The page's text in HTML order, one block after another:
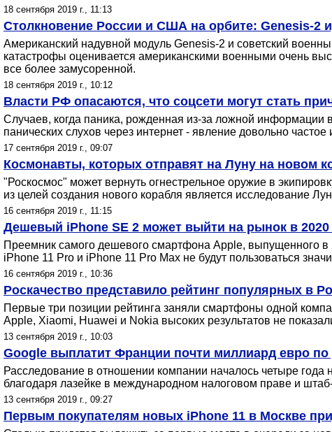
18 сентября 2019 г., 11:13
Столкновение России и США на орбите: Genesis-2
Американский надувной модуль Genesis-2 и советский
катастрофы оценивается американскими военными очень
все более замусоренной.
18 сентября 2019 г., 10:12
Власти РФ опасаются, что соцсети могут стать
Случаев, когда паника, рожденная из-за ложной информации
панических слухов через интернет - явление довольно
17 сентября 2019 г., 09:07
Космонавты, которых отправят на Луну на новом
"Роскосмос" может вернуть огнестрельное оружие в
из целей создания нового корабля является исследование
16 сентября 2019 г., 11:15
Дешевый iPhone SE 2 может выйти на рынок в 2020
Преемник самого дешевого смартфона Apple, выпущенного в
iPhone 11 Pro и iPhone 11 Pro Max не будут пользоваться
16 сентября 2019 г., 10:36
Роскачество представило рейтинг популярных в
Первые три позиции рейтинга заняли смартфоны одной
Apple, Xiaomi, Huawei и Nokia высоких результатов не
13 сентября 2019 г., 10:03
Google выплатит Франции почти миллиард евро
Расследование в отношении компании началось четыре года
благодаря лазейке в международном налоговом праве и
13 сентября 2019 г., 09:27
Первым покупателям новых iPhone 11 в Москве